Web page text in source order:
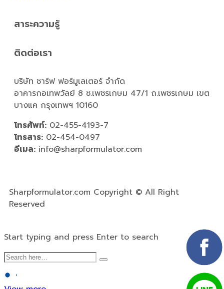
สาระความรู้
ติดต่อเรา
บริษัท ชาร์ฟ ฟอร์มูเลเตอร์ จำกัด
อาคารกอเทพวัลย์ 8 ซ.เพชรเกษม 47/1 ถ.เพชรเกษม เขต
บางแค กรุงเทพฯ 10160
โทรศัพท์: 02-455-4193-7
โทรสาร: 02-454-0497
อีเมล: info@sharpformulator.com
Sharpformulator.com Copyright © All Right
Reserved
Start typing and press Enter to search